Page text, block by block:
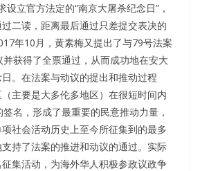
设立官方法定的“南京大屠杀纪念日”，
二读，距离最后通过只差提交表决的
年10月，黄素梅又提出了与79号法案
获得了全票通过，从而成功地在安大
。在法案与动议的提出和推动过程
主要是大多伦多地区）在很短时间内
名，形成了最重要的民意推动力量，
社会活动历史上至今所征集到的最多
持了法案的推进和动议的通过。实际
征集活动，为海外华人积极参政议政争